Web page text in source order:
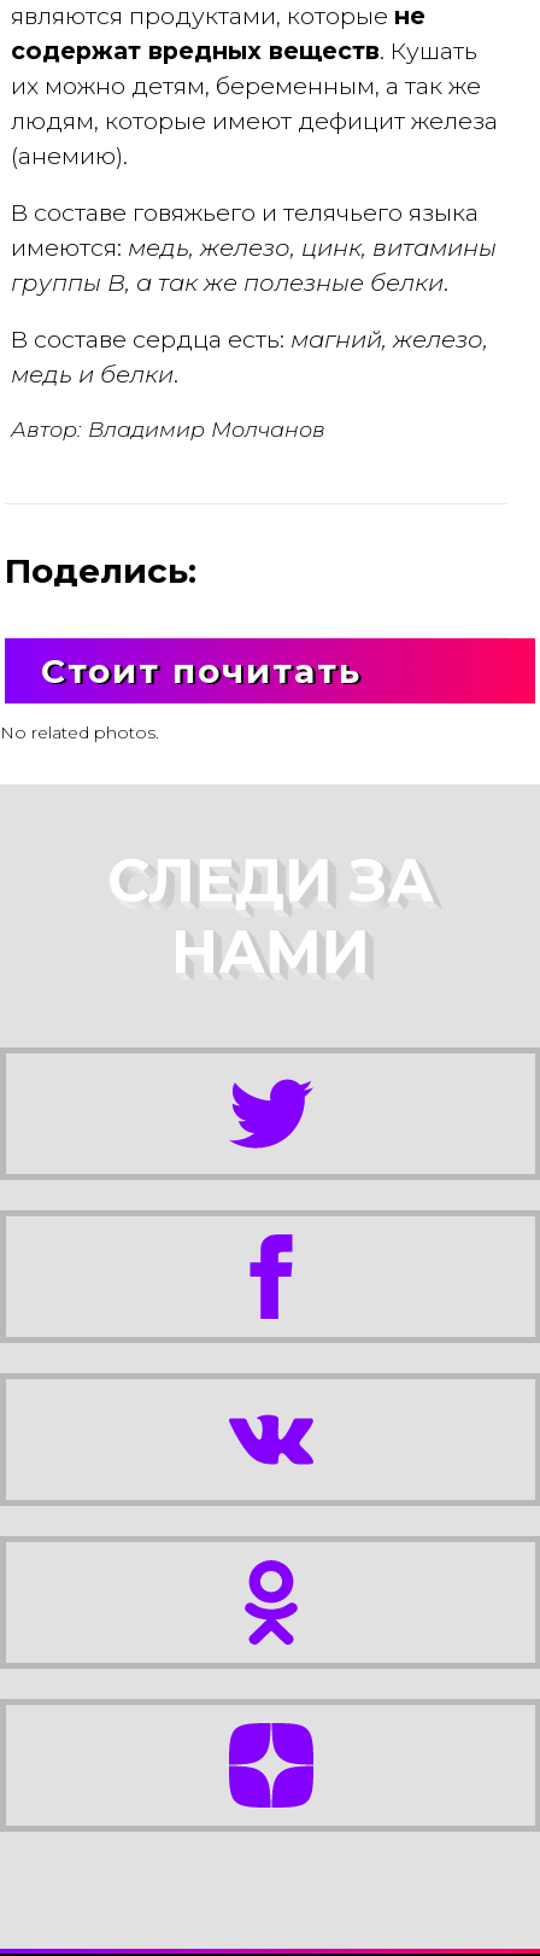
являются продуктами, которые не
содержат вредных веществ. Кушать
их можно детям, беременным, а так же
людям, которые имеют дефицит железа
(анемию).
В составе говяжьего и телячьего языка
имеются: медь, железо, цинк, витамины
группы В, а так же полезные белки.
В составе сердца есть: магний, железо,
медь и белки.
Автор: Владимир Молчанов
Поделись:
Стоит почитать
No related photos.
СЛЕДИ ЗА
НАМИ